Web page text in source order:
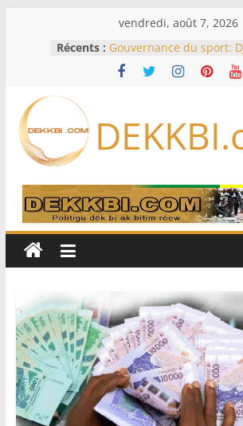
vendredi, août 7, 2026
Récents : Gouvernance du sport:
Clotilde Coly lance un
performance avec les
extraordinaire: Six
d’enquête à l’ordre du
Sénégal…comment le
passé de 3 milliards à
de dollars
61e Grand Prix du chef
TAS dénonce la